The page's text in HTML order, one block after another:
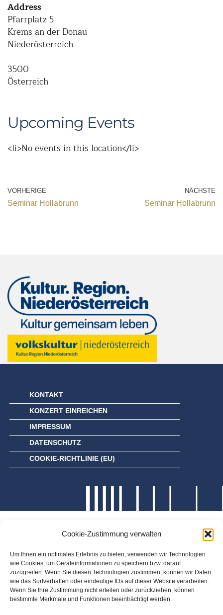
Cookie-Zustimmung verwalten
Um Ihnen ein optimales Erlebnis zu bieten, verwenden wir Technologien
wie Cookies, um Geräteinformationen zu speichern bzw. darauf
zuzugreifen. Wenn Sie diesen Technologien zustimmen, können wir Daten
wie das Surfverhalten oder eindeutige IDs auf dieser Website verarbeiten.
Wenn Sie Ihre Zustimmung nicht erteilen oder zurückziehen, können
bestimmte Merkmale und Funktionen beeinträchtigt werden.
Address
Pfarrplatz 5
Krems an der Donau
Niederösterreich
3500
Österreich
Upcoming Events
<li>No events in this location</li>
VORHERIGE
Seminar Hollabrunn
NÄCHSTE
Seminar Hollabrunn
KONTAKT
KONZERT EINREICHEN
IMPRESSUM
DATENSCHUTZ
COOKIE-RICHTLINIE (EU)